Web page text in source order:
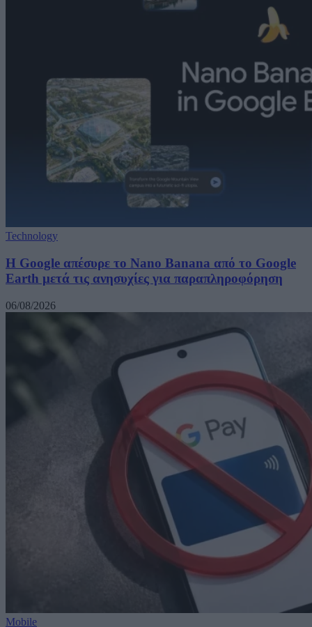
Technology
Η Google απέσυρε το Nano Banana από το Google
Earth μετά τις ανησυχίες για παραπληροφόρηση
06/08/2026
Mobile